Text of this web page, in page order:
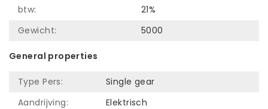
btw:
21%
Gewicht:
5000
General properties
Type Pers:
Single gear
Aandrijving:
Elektrisch